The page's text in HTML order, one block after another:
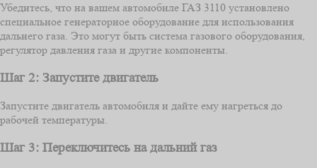
Убедитесь, что на вашем автомобиле ГАЗ 3110 установлено
специальное генераторное оборудование для использования
дальнего газа. Это могут быть система газового оборудования,
регулятор давления газа и другие компоненты.
Шаг 2: Запустите двигатель
Запустите двигатель автомобиля и дайте ему нагреться до
рабочей температуры.
Шаг 3: Переключитесь на дальний газ